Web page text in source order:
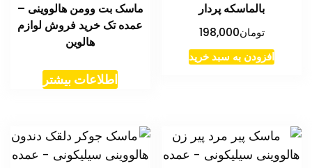
بالماسکه پردار
تومان198,000
افزودن به سبد خرید
ماسک بت وومن هالووینی –
عمده تک خرید فروش لوازم
هالوین
اطلاعات بیشتر